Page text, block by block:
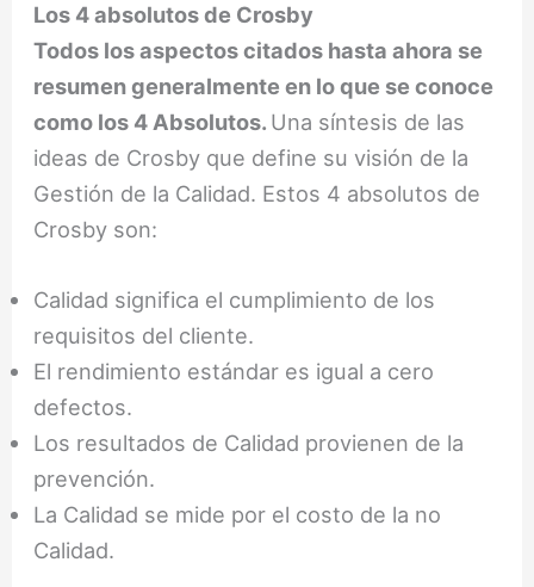
Los 4 absolutos de Crosby
Todos los aspectos citados hasta ahora se
resumen generalmente en lo que se conoce
como los 4 Absolutos. Una síntesis de las
ideas de Crosby que define su visión de la
Gestión de la Calidad. Estos 4 absolutos de
Crosby son:
Calidad significa el cumplimiento de los
requisitos del cliente.
El rendimiento estándar es igual a cero
defectos.
Los resultados de Calidad provienen de la
prevención.
La Calidad se mide por el costo de la no
Calidad.